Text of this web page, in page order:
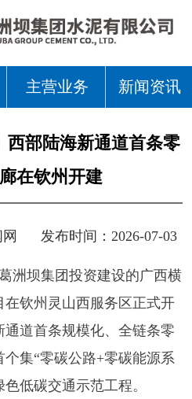
主营业务 新闻资讯
西部陆海新通道首条零
在钦州开建
发布时间：2026-07-03
洲坝集团投资建设的广西横
钦州灵山西服务区正式开
道首条规模化、全链条零
集“零碳公路+零碳能源系
低碳交通示范工程。